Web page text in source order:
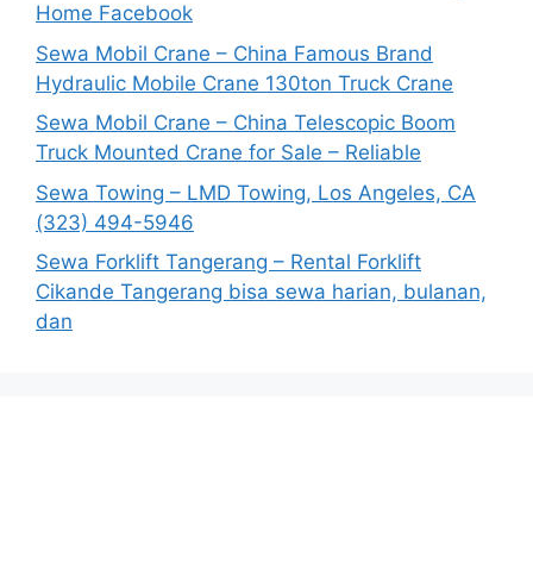
Home Facebook
Sewa Mobil Crane – China Famous Brand
Hydraulic Mobile Crane 130ton Truck Crane
Sewa Mobil Crane – China Telescopic Boom
Truck Mounted Crane for Sale – Reliable
Sewa Towing – LMD Towing, Los Angeles, CA
(323) 494-5946
Sewa Forklift Tangerang – Rental Forklift
Cikande Tangerang bisa sewa harian, bulanan,
dan